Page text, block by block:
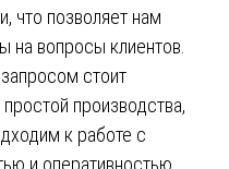
что позволяет нам
на вопросы клиентов.
стоит
производства,
к работе с
и оперативностью.